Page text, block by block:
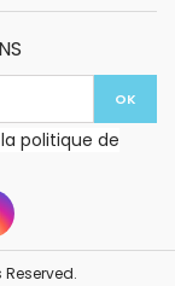
politique de